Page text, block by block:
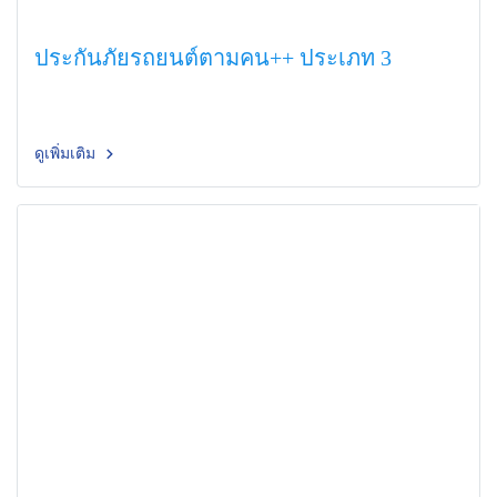
ประกันภัยรถยนต์ตามคน++ ประเภท 3
ดูเพิ่มเติม